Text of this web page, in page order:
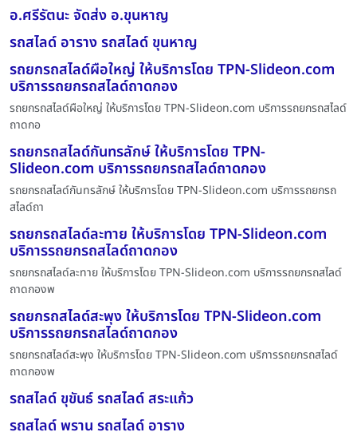
อ.ศรีรัตนะ จัดส่ง อ.ขุนหาญ
รถสไลด์ อาราง รถสไลด์ ขุนหาญ
รถยกรถสไลด์ผือใหญ่ ให้บริการโดย TPN-Slideon.com
บริการรถยกรถสไลด์ถาดกอง
รถยกรถสไลด์ผือใหญ่ ให้บริการโดย TPN-Slideon.com บริการรถยกรถสไลด์
ถาดกอ
รถยกรถสไลด์กันทรลักษ์ ให้บริการโดย TPN-
Slideon.com บริการรถยกรถสไลด์ถาดกอง
รถยกรถสไลด์กันทรลักษ์ ให้บริการโดย TPN-Slideon.com บริการรถยกรถ
สไลด์ถา
รถยกรถสไลด์ละทาย ให้บริการโดย TPN-Slideon.com
บริการรถยกรถสไลด์ถาดกอง
รถยกรถสไลด์ละทาย ให้บริการโดย TPN-Slideon.com บริการรถยกรถสไลด์
ถาดกองพ
รถยกรถสไลด์สะพุง ให้บริการโดย TPN-Slideon.com
บริการรถยกรถสไลด์ถาดกอง
รถยกรถสไลด์สะพุง ให้บริการโดย TPN-Slideon.com บริการรถยกรถสไลด์
ถาดกองพ
รถสไลด์ ขุขันธ์ รถสไลด์ สระแก้ว
รถสไลด์ พราน รถสไลด์ อาราง